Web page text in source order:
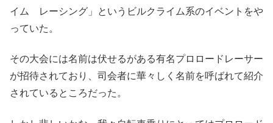
イム レーシング」というビルクライム系のイベントをや
っていた。
その大会には名前は伏せるがある有名プロロードレーサー
が招待されており、司会者に華々しく名前を呼ばれて紹介
されているところだった。